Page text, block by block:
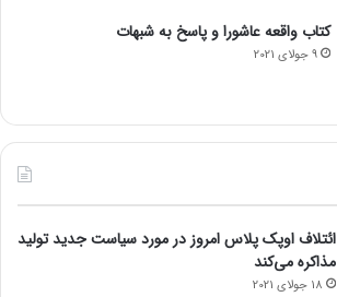
کتاب واقعه عاشورا و پاسخ به شبهات
9 جولای 2021
ائتلاف اوپک پلاس امروز در مورد سیاست جدید تولید
مذاکره می‌کند
18 جولای 2021